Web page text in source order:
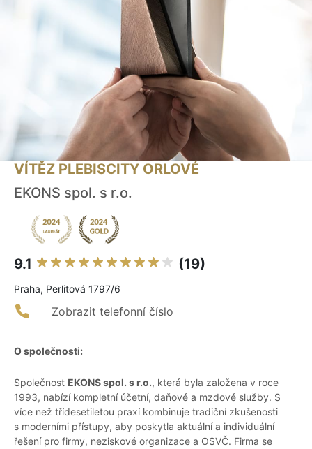
VÍTĚZ PLEBISCITY ORLOVÉ
EKONS spol. s r.o.
9.1 (19)
Praha, Perlitová 1797/6
Zobrazit telefonní číslo
O společnosti:
Společnost EKONS spol. s r.o., která byla založena v roce
1993, nabízí kompletní účetní, daňové a mzdové služby. S
více než třídesetiletou praxí kombinuje tradiční zkušenosti
s moderními přístupy, aby poskytla aktuální a individuální
řešení pro firmy, neziskové organizace a OSVČ. Firma se